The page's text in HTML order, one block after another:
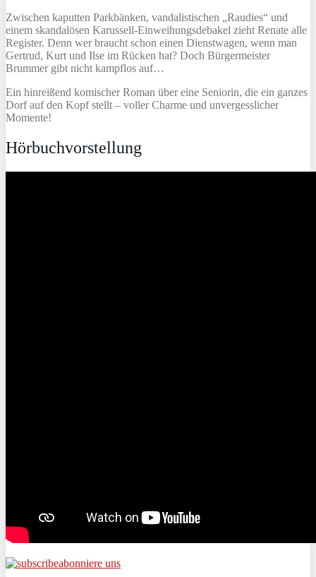
Zwischen kaputten Parkbänken, vandalistischen „Raudies“ und
einem skandalösen Karussell-Einweihungsdebakel zieht Renate alle
Register. Denn wer braucht schon einen Dienstwagen, wenn man
Gertrud, Kurt und Ilse im Rücken hat? Doch Bürgermeister
Brummer gibt nicht kampflos auf…
Ein hinreißend komischer Roman über eine Seniorin, die ein ganzes
Dorf auf den Kopf stellt – voller Charme und unvergesslicher
Momente!
Hörbuchvorstellung
abonniere uns